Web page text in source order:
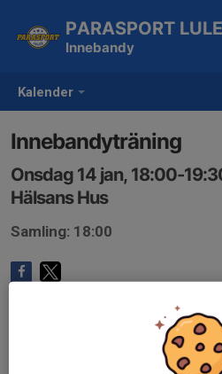
Kalender
PARASPORT
Innebandy
Innebandyträning
Onsdag 14 jan, 18:00-
Hälsans Hus
Samling: 18:00